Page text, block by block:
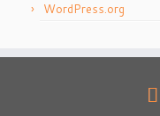
WordPress.org